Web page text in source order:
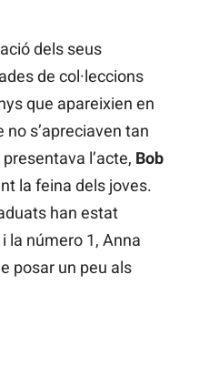
dels seus
de col·leccions
que apareixien en
s’apreciaven tan
l’acte, Bob
la feina dels joves.
han estat
la número 1, Anna
posar un peu als